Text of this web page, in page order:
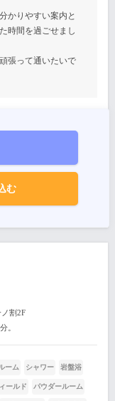
かりやすい案内と
時間を過ごせまし
張って通いたいで
む
割2F
。
ーム シャワー 岩盤浴
ールド パウダールーム